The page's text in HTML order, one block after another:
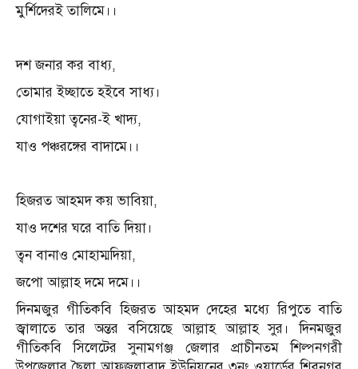
মুর্শিদেরই তালিমে।।
দশ জনার কর বাধ্য,
তোমার ইচ্ছাতে হইবে সাধ্য।
যোগাইয়া ত্বনের-ই খাদ্য,
যাও পঞ্চরঙ্গের বাদামে।।
হিজরত আহমদ কয় ভাবিয়া,
যাও দশের ঘরে বাতি দিয়া।
ত্বন বানাও মোহাম্মদিয়া,
জপো আল্লাহ দমে দমে।।
দিনমজুর গীতিকবি হিজরত আহমদ দেহের মধ্যে রিপুতে বাতি
জ্বালাতে তার অন্তর বসিয়েছে আল্লাহ আল্লাহ সুর। দিনমজুর
গীতিকবি সিলেটের সুনামগঞ্জ জেলার প্রাচীনতম শিল্পনগরী